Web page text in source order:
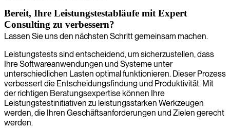
Bereit, Ihre Leistungstestabläufe mit Expert
Consulting zu verbessern?
Lassen Sie uns den nächsten Schritt gemeinsam machen.
Leistungstests sind entscheidend, um sicherzustellen, dass
Ihre Softwareanwendungen und Systeme unter
unterschiedlichen Lasten optimal funktionieren. Dieser Prozess
verbessert die Entscheidungsfindung und Produktivität. Mit
der richtigen Beratungsexpertise können Ihre
Leistungstestinitiativen zu leistungsstarken Werkzeugen
werden, die Ihren Geschäftsanforderungen und Zielen gerecht
werden.